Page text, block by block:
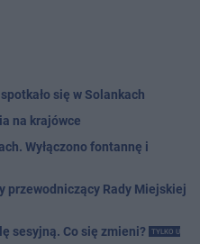
się w Solankach
na krajówce
Wyłączono fontannę i
przewodniczący Rady Miejskiej
sesyjną. Co się zmieni? TYLKO U